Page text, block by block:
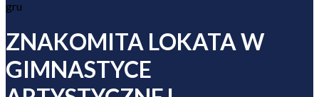
gru
ZNAKOMITA LOKATA W
GIMNASTYCE